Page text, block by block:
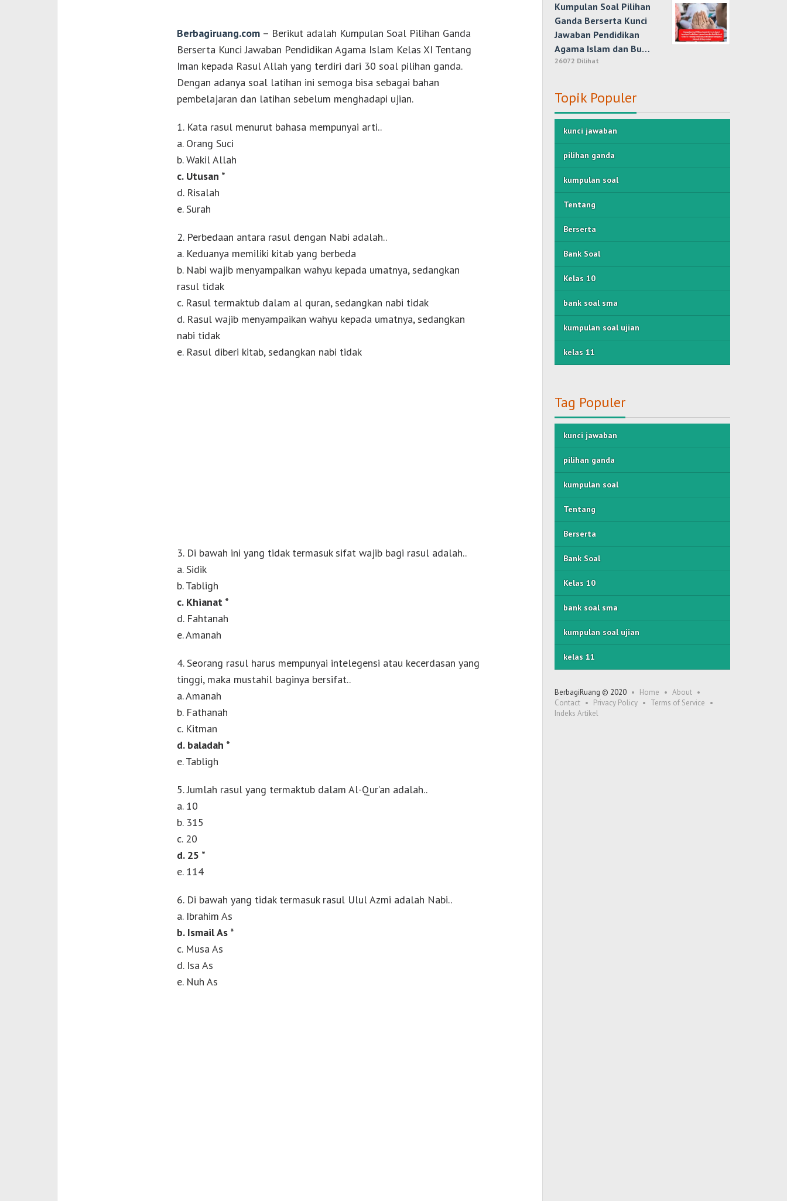
Berbagiruang.com– Berikut adalah Kumpulan Soal Pilihan Ganda
Berserta Kunci Jawaban Pendidikan Agama Islam Kelas XI Tentang
Iman kepada Rasul Allah yang terdiri dari 30 soal pilihan ganda.
Dengan adanya soal latihan ini semoga bisa sebagai bahan
pembelajaran dan latihan sebelum menghadapi ujian.
1. Kata rasul menurut bahasa mempunyai arti..
a. Orang Suci
b. Wakil Allah
c. Utusan *
d. Risalah
e. Surah
2. Perbedaan antara rasul dengan Nabi adalah..
a. Keduanya memiliki kitab yang berbeda
b. Nabi wajib menyampaikan wahyu kepada umatnya, sedangkan
rasul tidak
c. Rasul termaktub dalam al quran, sedangkan nabi tidak
d. Rasul wajib menyampaikan wahyu kepada umatnya, sedangkan
nabi tidak
e. Rasul diberi kitab, sedangkan nabi tidak
3. Di bawah ini yang tidak termasuk sifat wajib bagi rasul adalah..
a. Sidik
b. Tabligh
c. Khianat *
d. Fahtanah
e. Amanah
4. Seorang rasul harus mempunyai intelegensi atau kecerdasan yang
tinggi, maka mustahil baginya bersifat..
a. Amanah
b. Fathanah
c. Kitman
d. baladah *
e. Tabligh
5. Jumlah rasul yang termaktub dalam Al-Qur’an adalah..
a. 10
b. 315
c. 20
d. 25 *
e. 114
6. Di bawah yang tidak termasuk rasul Ulul Azmi adalah Nabi..
a. Ibrahim As
b. Ismail As *
c. Musa As
d. Isa As
e. Nuh As
Kumpulan Soal Pilihan
Ganda Berserta Kunci
Jawaban Pendidikan
Agama Islam dan Bu…
26072 Dilihat
Topik Populer
kunci jawaban
pilihan ganda
kumpulan soal
Tentang
Berserta
Bank Soal
Kelas 10
bank soal sma
kumpulan soal ujian
kelas 11
Tag Populer
kunci jawaban
pilihan ganda
kumpulan soal
Tentang
Berserta
Bank Soal
Kelas 10
bank soal sma
kumpulan soal ujian
kelas 11
BerbagiRuang © 2020 Home
About
Contact
Privacy Policy
Terms of Service
Indeks Artikel